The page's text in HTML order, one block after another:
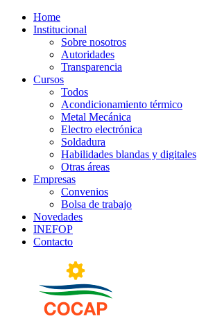
Home
Institucional
Sobre nosotros
Autoridades
Transparencia
Cursos
Todos
Acondicionamiento térmico
Metal Mecánica
Electro electrónica
Soldadura
Habilidades blandas y digitales
Otras áreas
Empresas
Convenios
Bolsa de trabajo
Novedades
INEFOP
Contacto